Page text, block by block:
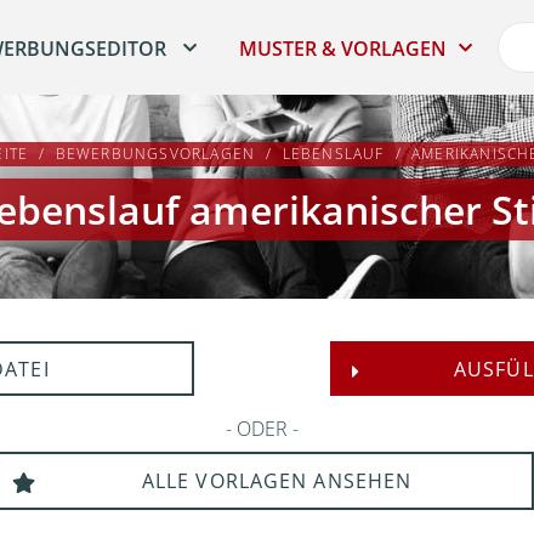
MUSTER & VORLAGEN
BEWERBUNGSVORLAGEN LEBENSLAUF
amerikanischer
ODER
ALLE VORLAGEN ANSEHEN